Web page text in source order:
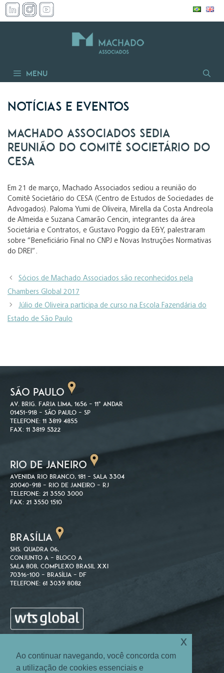
Pular
para
Menu
Notícias e Eventos
Machado Associados sedia
reunião do Comitê Societário do
CESA
Em 21 de março, Machado Associados sediou a reunião do
Comitê Societário do CESA (Centro de Estudos de Sociedades de
Advogados). Paloma Yumi de Oliveira, Mirella da Costa Andreola
de Almeida e Suzana Camarão Cencin, integrantes da área
Societária e Contratos, e Gustavo Poggio da E&Y, palestraram
sobre “Beneficiário Final no CNPJ e Novas Instruções Normativas
do DREI”.
Sócios de Machado Associados são reconhecidos pela
Chambers Global 2017
Júlio de Oliveira participa de curso na Escola Fazendária do
Estado de São Paulo
SÃO PAULO
Av. Brig. Faria Lima, 1656 – 11º andar
01451-918 – São Paulo – SP
Telefone: 11 3819 4855
Fax: 11 3819 5322
RIO DE JANEIRO
Avenida Rio Branco, 181 – Sala 3304
20040-918 – Rio de Janeiro – RJ
Telefone: 21 3550 3000
Fax: 21 3550 1510
BRASÍLIA
SHS. Quadra 06,
Conjunto A – Bloco A
Sala 808, Complexo Brasil XXI
70316-100 – Brasília – DF
Telefone: 61 3039 8082
Ao continuar navegando, você concorda com
a utilização de cookies essenciais e
x